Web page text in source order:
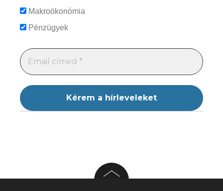
Makroökonómia
Pénzügyek